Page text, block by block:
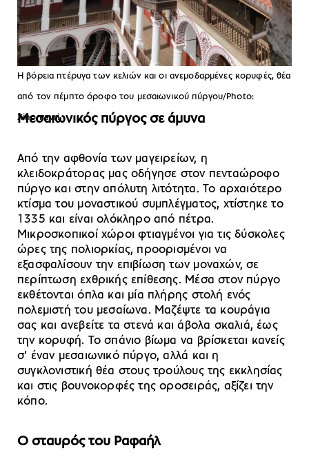
Η βόρεια πτέρυγα των κελιών και οι ανεμοδαρμένες κορυφές, θέα
από τον πέμπτο όροφο του μεσαιωνικού πύργου/Photo:
Xinomavri
Μεσαιωνικός πύργος σε άμυνα
Από την αφθονία των μαγειρείων, η
κλειδοκράτορας μας οδήγησε στον πενταώροφο
πύργο και στην απόλυτη λιτότητα. Το αρχαιότερο
κτίσμα του μοναστικού συμπλέγματος, χτίστηκε το
1335 και είναι ολόκληρο από πέτρα.
Μικροσκοπικοί χώροι φτιαγμένοι για τις δύσκολες
ώρες της πολιορκίας, προορισμένοι να
εξασφαλίσουν την επιβίωση των μοναχών, σε
περίπτωση εχθρικής επίθεσης. Μέσα στον πύργο
εκθέτονται όπλα και μία πλήρης στολή ενός
πολεμιστή του μεσαίωνα. Μαζέψτε τα κουράγια
σας και ανεβείτε τα στενά και άβολα σκαλιά, έως
την κορυφή. Το σπάνιο βίωμα να βρίσκεται κανείς
σ’ έναν μεσαιωνικό πύργο, αλλά και η
συγκλονιστική θέα στους τρούλους της εκκλησίας
και στις βουνοκορφές της οροσειράς, αξίζει την
κόπο.
Ο σταυρός του Ραφαήλ